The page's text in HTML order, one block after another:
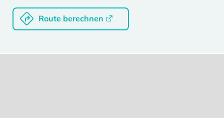
Route berechnen